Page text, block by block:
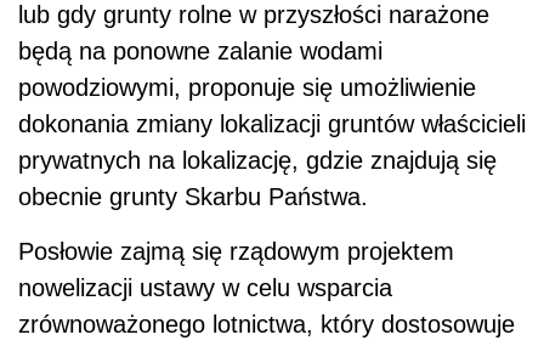
lub gdy grunty rolne w przyszłości narażone
będą na ponowne zalanie wodami
powodziowymi, proponuje się umożliwienie
dokonania zmiany lokalizacji gruntów właścicieli
prywatnych na lokalizację, gdzie znajdują się
obecnie grunty Skarbu Państwa.
Posłowie zajmą się rządowym projektem
nowelizacji ustawy w celu wsparcia
zrównoważonego lotnictwa, który dostosowuje